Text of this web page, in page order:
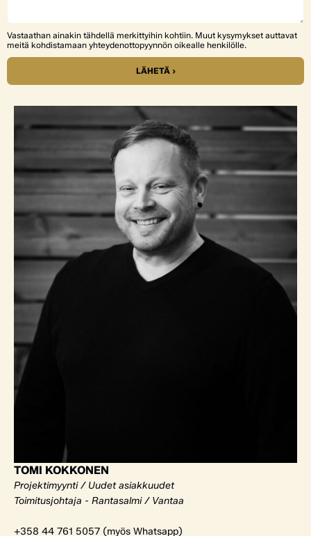
Vastaathan ainakin tähdellä merkittyihin kohtiin. Muut kysymykset auttavat
meitä kohdistamaan yhteydenottopyynnön oikealle henkilölle.
LÄHETÄ ›
TOMI KOKKONEN
Projektimyynti / Uudet asiakkuudet
Toimitusjohtaja - Rantasalmi / Vantaa
+358 44 761 5057 (myös Whatsapp)